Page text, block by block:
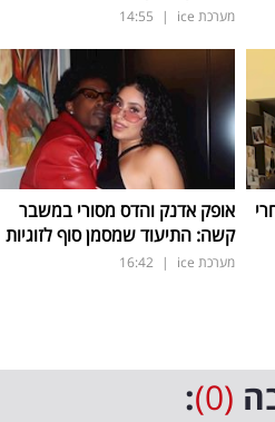
מערכת ice |
14:55
אופק אדנק והדס מסורי במשבר
קשה: התיעוד שמסמן סוף לזוגיות
מערכת ice |
16:42
(0)
: